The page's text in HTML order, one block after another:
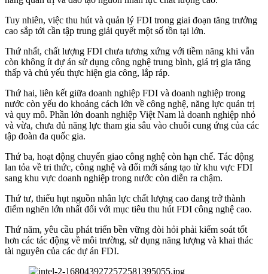
Tuy nhiên, việc thu hút và quản lý FDI trong giai đoạn tăng trưởng
cao sắp tới cần tập trung giải quyết một số tồn tại lớn.
Thứ nhất, chất lượng FDI chưa tương xứng với tiềm năng khi vẫn
còn không ít dự án sử dụng công nghệ trung bình, giá trị gia tăng
thấp và chủ yếu thực hiện gia công, lắp ráp.
Thứ hai, liên kết giữa doanh nghiệp FDI và doanh nghiệp trong
nước còn yếu do khoảng cách lớn về công nghệ, năng lực quản trị
và quy mô. Phần lớn doanh nghiệp Việt Nam là doanh nghiệp nhỏ
và vừa, chưa đủ năng lực tham gia sâu vào chuỗi cung ứng của các
tập đoàn đa quốc gia.
Thứ ba, hoạt động chuyển giao công nghệ còn hạn chế. Tác động
lan tỏa về tri thức, công nghệ và đổi mới sáng tạo từ khu vực FDI
sang khu vực doanh nghiệp trong nước còn diễn ra chậm.
Thứ tư, thiếu hụt nguồn nhân lực chất lượng cao đang trở thành
điểm nghẽn lớn nhất đối với mục tiêu thu hút FDI công nghệ cao.
Thứ năm, yêu cầu phát triển bền vững đòi hỏi phải kiểm soát tốt
hơn các tác động về môi trường, sử dụng năng lượng và khai thác
tài nguyên của các dự án FDI.